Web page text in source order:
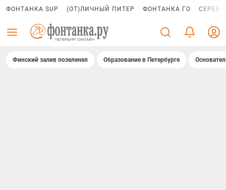
ФОНТАНКА SUP (ОТ)ЛИЧНЫЙ ПИТЕР ФОНТАНКА ГО
Финский залив позеленел Образование в Петербурге